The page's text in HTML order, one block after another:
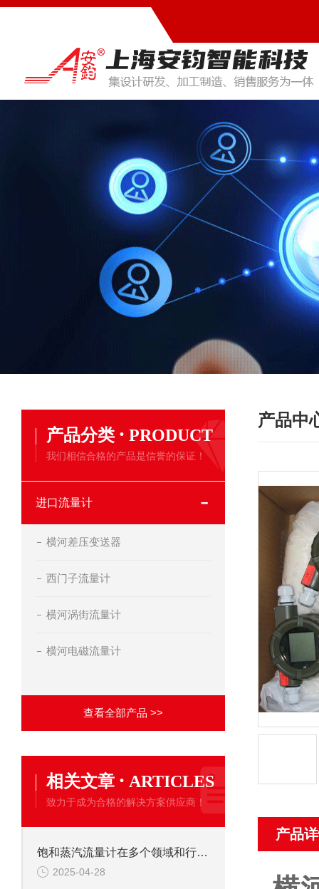
产品分类 · PRODUCT
我们相信合格的产品是信誉的保证！
进口流量计
横河差压变送器
西门子流量计
横河涡街流量计
横河电磁流量计
查看全部产品 >>
相关文章 · ARTICLES
致力于成为合格的解决方案供应商！
饱和蒸汽流量计在多个领域和行业中都有广泛的应用
2025-04-28
产品中
产品